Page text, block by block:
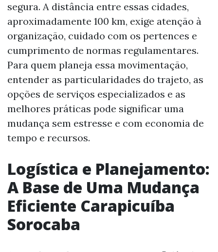
segura. A distância entre essas cidades,
aproximadamente 100 km, exige atenção à
organização, cuidado com os pertences e
cumprimento de normas regulamentares.
Para quem planeja essa movimentação,
entender as particularidades do trajeto, as
opções de serviços especializados e as
melhores práticas pode significar uma
mudança sem estresse e com economia de
tempo e recursos.
Logística e Planejamento:
A Base de Uma Mudança
Eficiente Carapicuíba
Sorocaba